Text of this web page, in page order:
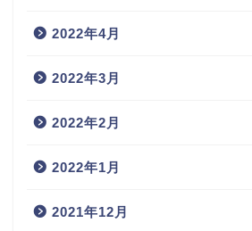
2022年4月
2022年3月
2022年2月
2022年1月
2021年12月